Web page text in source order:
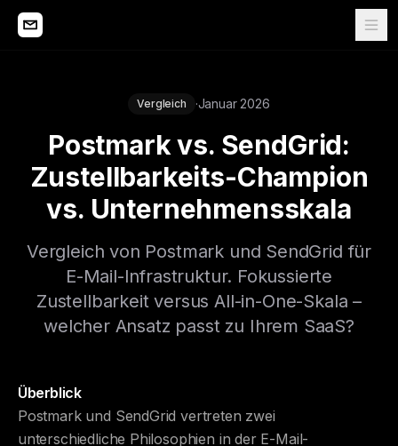
Vergleich ·Januar 2026
Postmark vs. SendGrid:
Zustellbarkeits-Champion
vs. Unternehmensskala
Vergleich von Postmark und SendGrid für
E-Mail-Infrastruktur. Fokussierte
Zustellbarkeit versus All-in-One-Skala –
welcher Ansatz passt zu Ihrem SaaS?
Überblick
Postmark und SendGrid vertreten zwei
unterschiedliche Philosophien in der E-Mail-